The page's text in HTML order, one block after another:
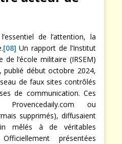
de l’attention, la
[08] Un rapport de l’Institut
l’école militaire (IRSEM)
publié début octobre 2024,
de faux sites contrôlés
de communication. Ces
Provencedaily.com ou
supprimés), diffusaient
mêlés à de véritables
présentées